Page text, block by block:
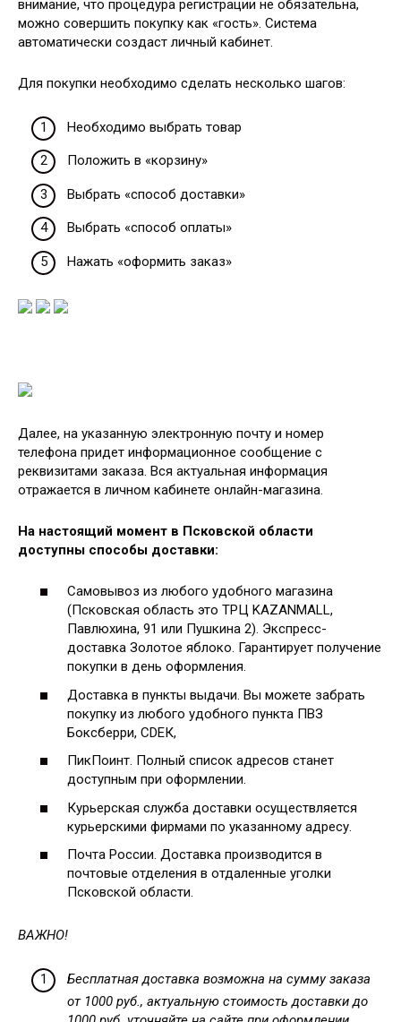
внимание, что процедура регистрации не обязательна,
можно совершить покупку как «гость». Система
автоматически создаст личный кабинет.
Для покупки необходимо сделать несколько шагов:
Необходимо выбрать товар
Положить в «корзину»
Выбрать «способ доставки»
Выбрать «способ оплаты»
Нажать «оформить заказ»
Далее, на указанную электронную почту и номер
телефона придет информационное сообщение с
реквизитами заказа. Вся актуальная информация
отражается в личном кабинете онлайн-магазина.
На настоящий момент в Псковской области
доступны способы доставки:
Самовывоз из любого удобного магазина
(Псковская область это ТРЦ KAZANMALL,
Павлюхина, 91 или Пушкина 2). Экспресс-
доставка Золотое яблоко. Гарантирует получение
покупки в день оформления.
Доставка в пункты выдачи. Вы можете забрать
покупку из любого удобного пункта ПВЗ
Боксберри, СDЕК,
ПикПоинт. Полный список адресов станет
доступным при оформлении.
Курьерская служба доставки осуществляется
курьерскими фирмами по указанному адресу.
Почта России. Доставка производится в
почтовые отделения в отдаленные уголки
Псковской области.
ВАЖНО!
Бесплатная доставка возможна на сумму заказа
от 1000 руб., актуальную стоимость доставки до